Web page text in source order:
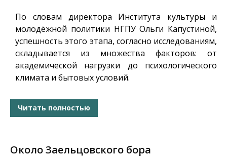
По словам директора Института культуры и
молодёжной политики НГПУ Ольги Капустиной,
успешность этого этапа, согласно исследованиям,
складывается из множества факторов: от
академической нагрузки до психологического
климата и бытовых условий.
Читать полностью
Около Заельцовского бора